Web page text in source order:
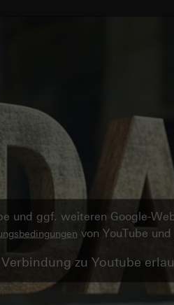
und ggf. weiteren Google-
von YouTube
Verbindung zu Youtube